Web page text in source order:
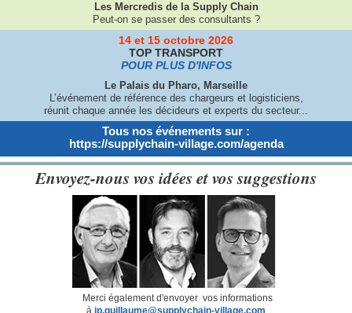
Les Mercredis de la Supply Chain
Peut-on se passer des consultants ?
14 et 15 octobre 2026
TOP TRANSPORT
POUR PLUS D'INFOS
Le Palais du Pharo, Marseille
L’événement de référence des chargeurs et logisticiens,
réunit chaque année les décideurs et experts du secteur...
Tous nos événements sur :
https://supplychain-village.com/agenda
Envoyez-nous vos idées et vos suggestions
Merci également d'envoyer vos informations
à jp.guillaume@supplychain-village.com